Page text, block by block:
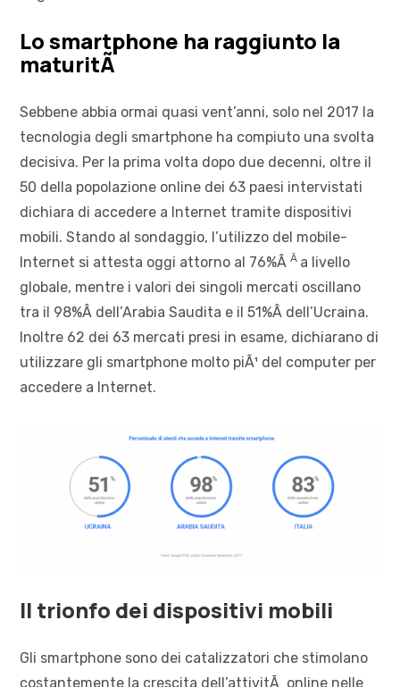
Lo smartphone ha raggiunto la
maturitÃ
Sebbene abbia ormai quasi vent’anni, solo nel 2017 la
tecnologia degli smartphone ha compiuto una svolta
decisiva. Per la prima volta dopo due decenni, oltre il
50 della popolazione online dei 63 paesi intervistati
dichiara di accedere a Internet tramite dispositivi
mobili. Stando al sondaggio, l’utilizzo del mobile-
Internet si attesta oggi attorno al 76%Â Â a livello
globale, mentre i valori dei singoli mercati oscillano
tra il 98%Â dell’Arabia Saudita e il 51%Â dell’Ucraina.
Inoltre 62 dei 63 mercati presi in esame, dichiarano di
utilizzare gli smartphone molto piÃ¹ del computer per
accedere a Internet.
Il trionfo dei dispositivi mobili
Gli smartphone sono dei catalizzatori che stimolano
costantemente la crescita dell’attivitÃ online nelle